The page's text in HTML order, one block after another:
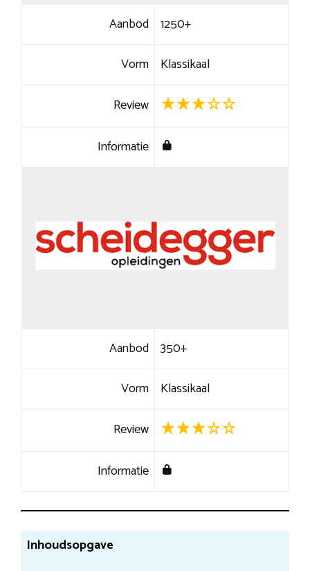
Aanbod 1250+
Vorm Klassikaal
Review
Informatie
Aanbod 350+
Vorm Klassikaal
Review
Informatie
Inhoudsopgave